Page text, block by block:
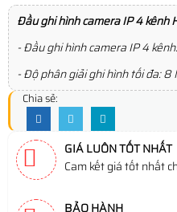
Đầu ghi hình camera IP 4 kênh
- Đầu ghi hình camera IP 4 kênh.
- Độ phân giải ghi hình tối đa: 8
Chia sẻ:
GIÁ LUÔN TỐT NHẤT
Cam kết giá tốt nhất
BẢO HÀNH